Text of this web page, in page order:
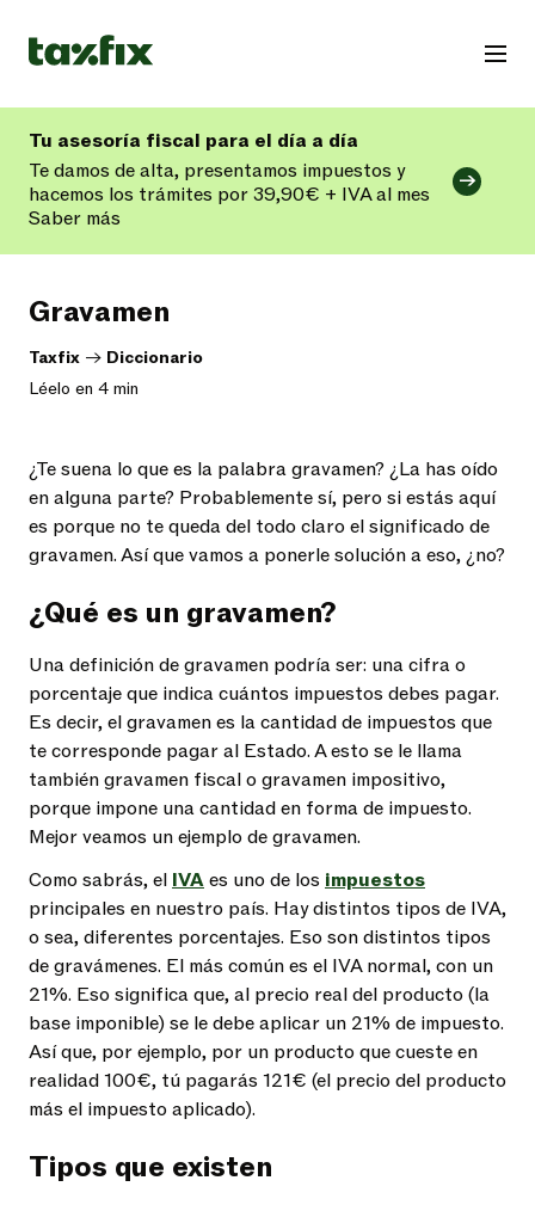
Tu asesoría fiscal para el día a día
Te damos de alta, presentamos impuestos y
hacemos los trámites por 39,90€ + IVA al mes
Saber más
Gravamen
Taxfix -> Diccionario
Léelo en 4 min
¿Te suena lo que es la palabra gravamen? ¿La has oído
en alguna parte? Probablemente sí, pero si estás aquí
es porque no te queda del todo claro elsignificado de
gravamen. Así que vamos a ponerle solución a eso, ¿no?
¿Qué es un gravamen?
Unadefinición de gravamen podría ser: una cifra o
porcentaje que indica cuántos impuestos debes pagar.
Es decir, el gravamen es la cantidad de impuestos que
te corresponde pagar al Estado. A esto se le llama
tambiéngravamen fiscal o gravamen impositivo,
porque impone una cantidad en forma de impuesto.
Mejor veamos unejemplo de gravamen.
Como sabrás, el IVAes uno de los impuestos
principales en nuestro país. Hay distintos tipos de IVA,
o sea, diferentes porcentajes. Eso son distintos tipos
de gravámenes. El más común es el IVA normal, con un
21%. Eso significa que, al precio real del producto (la
base imponible) se le debe aplicar un 21% de impuesto.
Así que, por ejemplo, por un producto que cueste en
realidad 100€, tú pagarás 121€ (el precio del producto
más el impuesto aplicado).
Tipos que existen